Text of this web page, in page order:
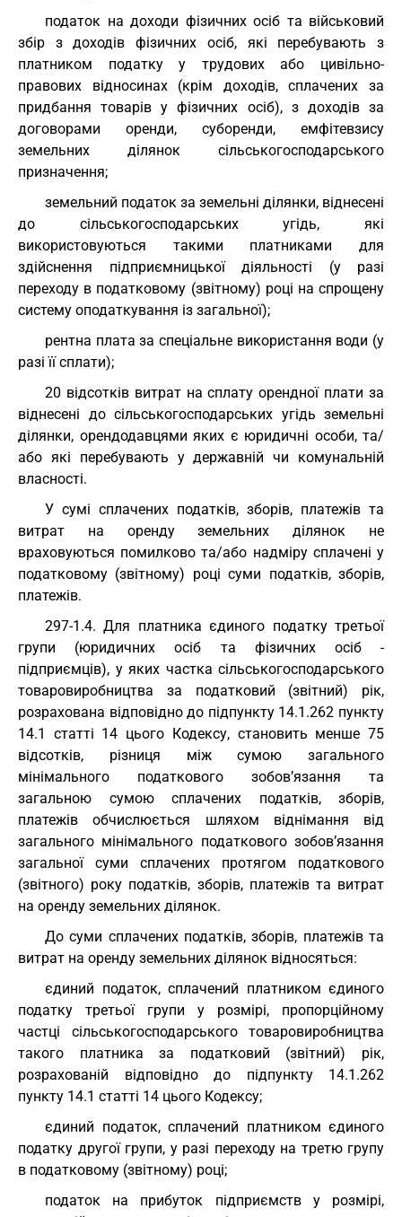
податок на доходи фізичних осіб та військовий
збір з доходів фізичних осіб, які перебувають з
платником податку у трудових або цивільно-
правових відносинах (крім доходів, сплачених за
придбання товарів у фізичних осіб), з доходів за
договорами оренди, суборенди, емфітевзису
земельних ділянок сільськогосподарського
призначення;
земельний податок за земельні ділянки, віднесені
до сільськогосподарських угідь, які
використовуються такими платниками для
здійснення підприємницької діяльності (у разі
переходу в податковому (звітному) році на спрощену
систему оподаткування із загальної);
рентна плата за спеціальне використання води (у
разі її сплати);
20 відсотків витрат на сплату орендної плати за
віднесені до сільськогосподарських угідь земельні
ділянки, орендодавцями яких є юридичні особи, та/
або які перебувають у державній чи комунальній
власності.
У сумі сплачених податків, зборів, платежів та
витрат на оренду земельних ділянок не
враховуються помилково та/або надміру сплачені у
податковому (звітному) році суми податків, зборів,
платежів.
297-1.4. Для платника єдиного податку третьої
групи (юридичних осіб та фізичних осіб -
підприємців), у яких частка сільськогосподарського
товаровиробництва за податковий (звітний) рік,
розрахована відповідно до підпункту 14.1.262 пункту
14.1 статті 14 цього Кодексу, становить менше 75
відсотків, різниця між сумою загального
мінімального податкового зобов’язання та
загальною сумою сплачених податків, зборів,
платежів обчислюється шляхом віднімання від
загального мінімального податкового зобов’язання
загальної суми сплачених протягом податкового
(звітного) року податків, зборів, платежів та витрат
на оренду земельних ділянок.
До суми сплачених податків, зборів, платежів та
витрат на оренду земельних ділянок відносяться:
єдиний податок, сплачений платником єдиного
податку третьої групи у розмірі, пропорційному
частці сільськогосподарського товаровиробництва
такого платника за податковий (звітний) рік,
розрахованій відповідно до підпункту 14.1.262
пункту 14.1 статті 14 цього Кодексу;
єдиний податок, сплачений платником єдиного
податку другої групи, у разі переходу на третю групу
в податковому (звітному) році;
податок на прибуток підприємств у розмірі,